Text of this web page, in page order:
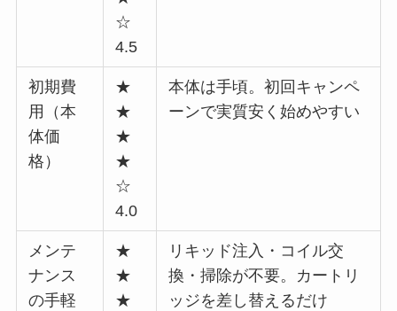
☆
4.5
初期費
用（本
体価
格）
★
★
★
★
☆
4.0
本体は手頃。初回キャンペ
ーンで実質安く始めやすい
メンテ
ナンス
の手軽
★
★
★
リキッド注入・コイル交
換・掃除が不要。カートリ
ッジを差し替えるだけ